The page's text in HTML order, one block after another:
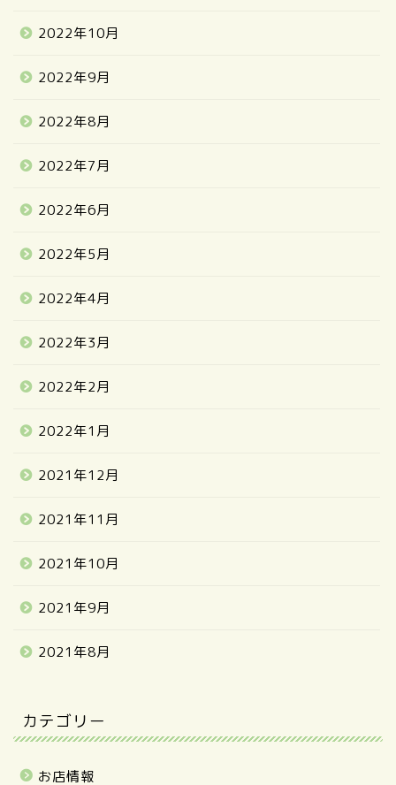
2022年10月
2022年9月
2022年8月
2022年7月
2022年6月
2022年5月
2022年4月
2022年3月
2022年2月
2022年1月
2021年12月
2021年11月
2021年10月
2021年9月
2021年8月
カテゴリー
お店情報